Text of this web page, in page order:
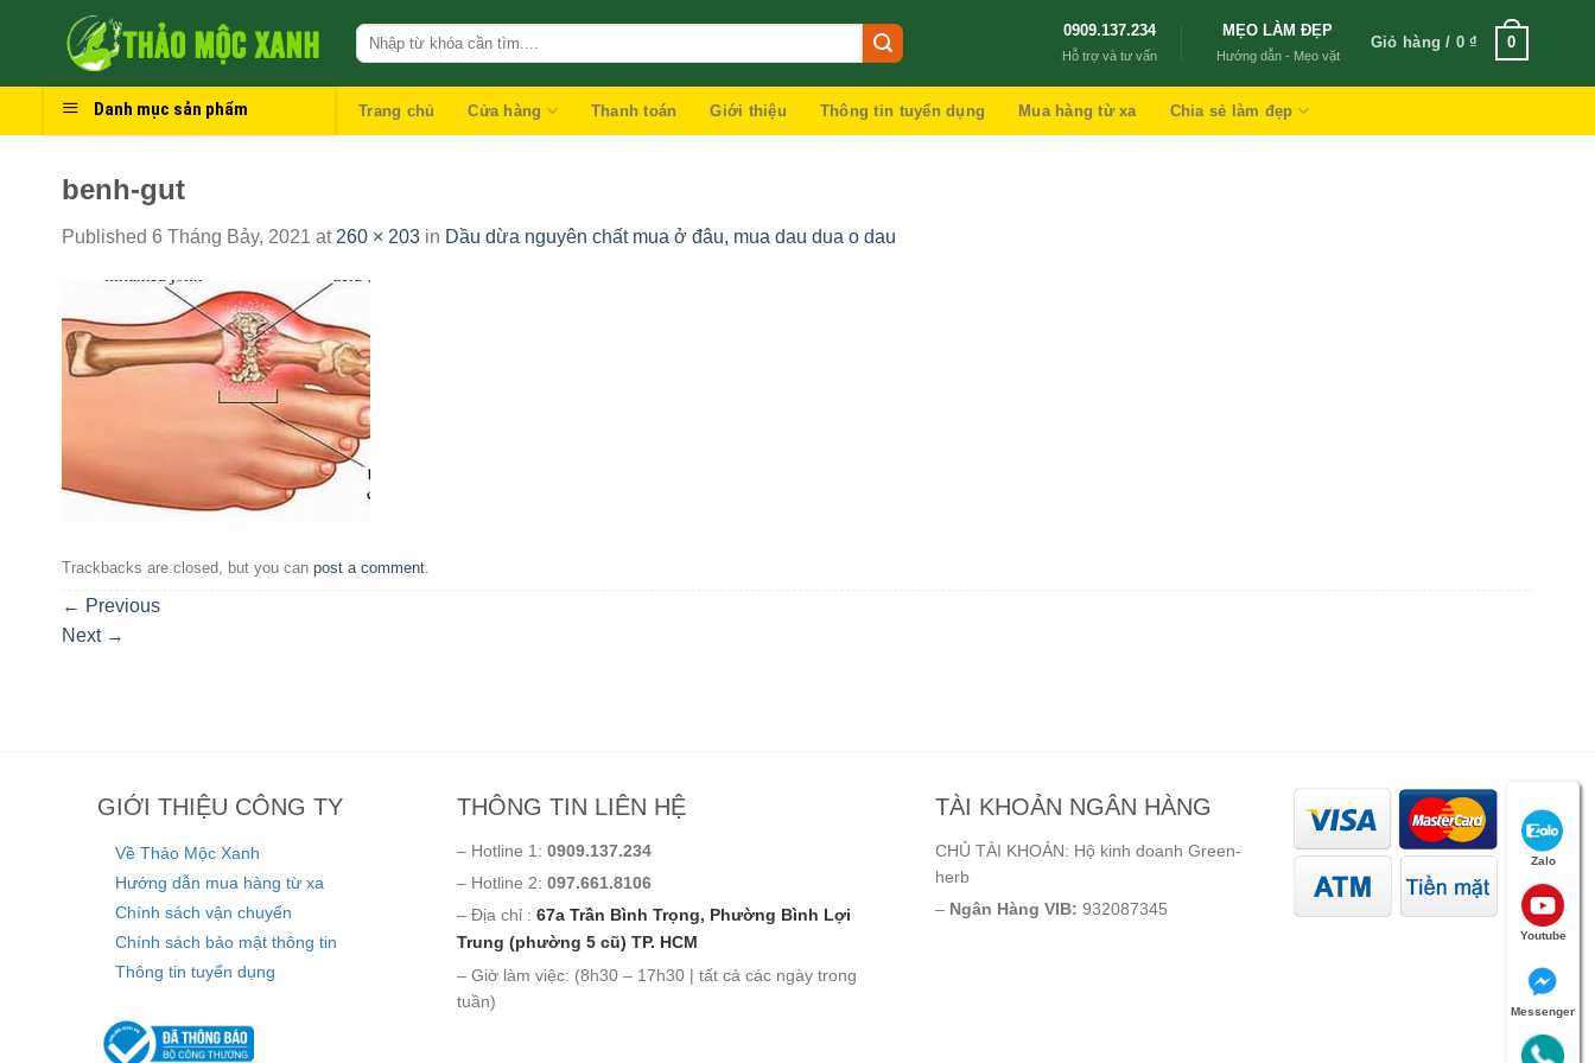
0909.137.234
Hỗ trợ và tư vấn
MẸO LÀM ĐẸP
Hướng dẫn - Mẹo vặt
Giỏ hàng / 0₫ 0
Danh mục sản phẩm Trang chủ Cửa hàng Thanh toán Giới thiệu Thông tin tuyển dụng Mua hàng từ xa Chia sẻ làm đẹp
benh-gut
Published 6 Tháng Bảy, 2021 at 260 × 203 in Dầu dừa nguyên chất mua ở đâu, mua dau dua o dau
Trackbacks are closed, but you can post a comment.
← Previous
Next →
GIỚI THIỆU CÔNG TY
Về Thảo Mộc Xanh
Hướng dẫn mua hàng từ xa
Chính sách vận chuyển
Chính sách bảo mật thông tin
Thông tin tuyển dụng
THÔNG TIN LIÊN HỆ
– Hotline 1: 0909.137.234
– Hotline 2: 097.661.8106
– Địa chỉ : 67a Trần Bình Trọng, Phường Bình Lợi
Trung (phường 5 cũ) TP. HCM
– Giờ làm việc: (8h30 – 17h30 | tất cả các ngày trong
tuần)
TÀI KHOẢN NGÂN HÀNG
CHỦ TÀI KHOẢN: Hộ kinh doanh Green-
herb
– Ngân Hàng VIB: 932087345
Zalo
Youtube
Messenger